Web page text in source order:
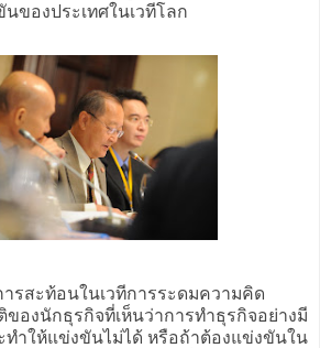
ของประเทศในเวทีโลก
รสะท้อนในเวทีการระดมความคิด
ธุรกิจที่เห็นว่าการทำธุรกิจอย่างมี
ำให้แข่งขันไม่ได้ หรือถ้าต้องแข่งขันใน